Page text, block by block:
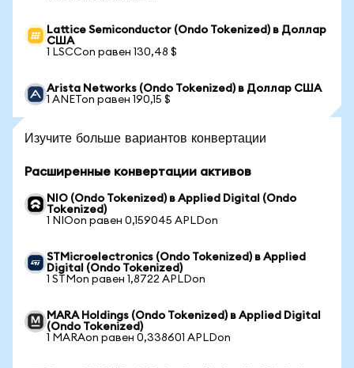
Lattice Semiconductor (Ondo Tokenized) в Доллар
США
1 LSCCon равен 130,48 $
Arista Networks (Ondo Tokenized) в Доллар США
1 ANETon равен 190,15 $
Изучите больше вариантов конвертации
Расширенные конвертации активов
NIO (Ondo Tokenized) в Applied Digital (Ondo
Tokenized)
1 NIOon равен 0,159045 APLDon
STMicroelectronics (Ondo Tokenized) в Applied
Digital (Ondo Tokenized)
1 STMon равен 1,8722 APLDon
MARA Holdings (Ondo Tokenized) в Applied Digital
(Ondo Tokenized)
1 MARAon равен 0,338601 APLDon